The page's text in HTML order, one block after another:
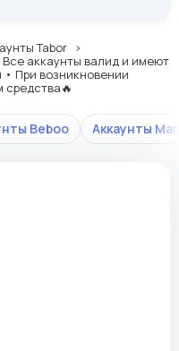
Tabor
аккаунты валид и имеют
При возникновении
Beboo Аккаунты